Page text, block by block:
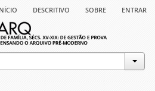
descritivo sobre entrar